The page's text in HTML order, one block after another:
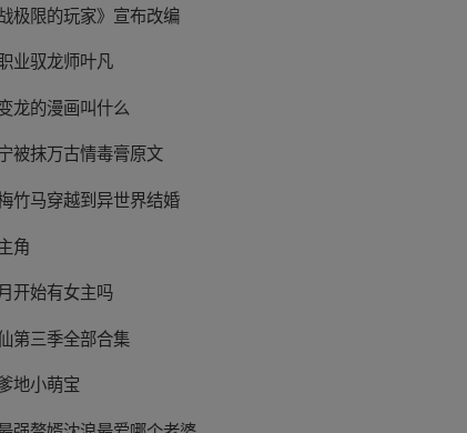
极限的玩家》宣布改编
业驭龙师叶凡
龙的漫画叫什么
被抹万古情毒膏原文
竹马穿越到异世界结婚
角
开始有女主吗
第三季全部合集
地小萌宝